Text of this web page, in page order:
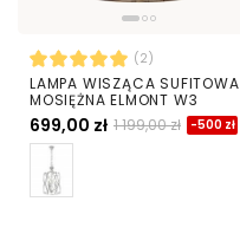
(2)
LAMPA WISZĄCA SUFITOWA
MOSIĘŻNA ELMONT W3
699,00 zł 1 199,00 zł -500 zł